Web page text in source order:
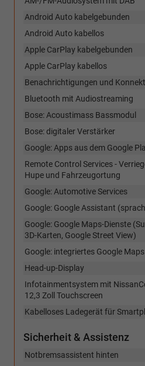
Android Auto kabelgebunden
Android Auto kabellos
Apple CarPlay kabelgebunden
Apple CarPlay kabellos
Benachrichtigungen und
Bluetooth mit Audiostreaming
Bose: Acoustimass Bassmodul
Bose: digitaler Verstärker
Google: Apps aus dem Google
Remote Control Services -
Hupe und Fahrzeugortung
Google: Automotive Services
Google: Google Assistant
Google: Google Maps-Dienste
3D-Karten, Google Street View)
Google: integriertes Google Maps
Head-up-Display
Infotainmentsystem mit
12,3 Zoll Touchscreen
Kabelloses Ladegerät für
Sicherheit & Assistenz
Notbremsassistent hinten